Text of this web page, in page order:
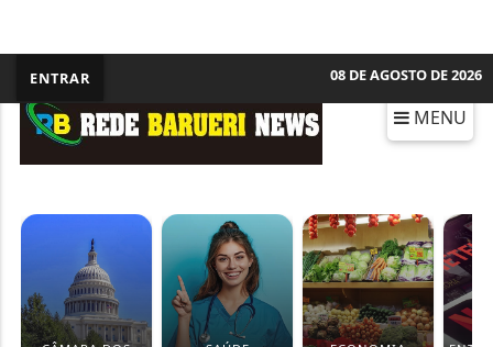
MENU
CÂMARA DOS
SAÚDE ECONOMIA